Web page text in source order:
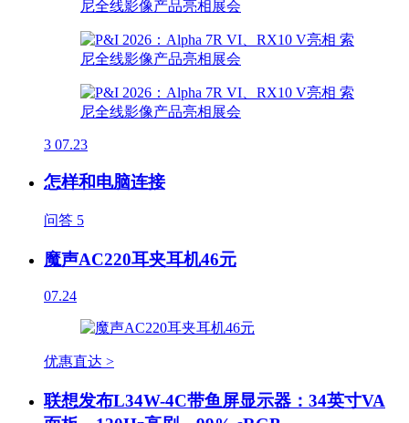
3 07.23
怎样和电脑连接
问答 5
魔声AC220耳夹耳机46元
07.24
优惠直达 >
联想发布L34W-4C带鱼屏显示器：34英寸VA